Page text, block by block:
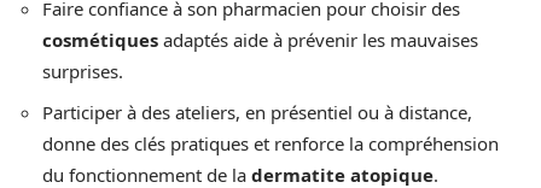
Faire confiance à son pharmacien pour choisir des
cosmétiques adaptés aide à prévenir les mauvaises
surprises.
Participer à des ateliers, en présentiel ou à distance,
donne des clés pratiques et renforce la compréhension
du fonctionnement de la dermatite atopique.